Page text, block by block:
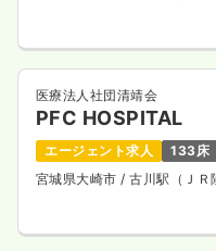
医療法人社団清靖会
PFC HOSPITAL
エージェント求人 133床
宮城県大崎市/ 古川駅（ＪＲ